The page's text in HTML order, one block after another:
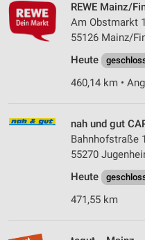
REWE Mainz/
Am Obstmarkt
55126 Mainz/
Heute
460,14 km •
nah und gut
Bahnhofstraße
55270
Heute
471,55 km